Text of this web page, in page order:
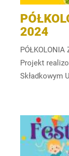
2024
Projekt
Składkowym